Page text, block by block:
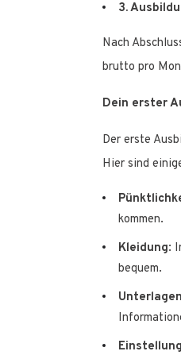
3.
Nach
brutto pro
Dein erster
Der erste
Hier sind
kommen.
Kleidung:
bequem.
Unterlagen
Einstellung